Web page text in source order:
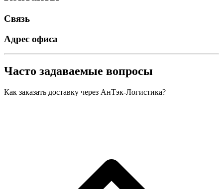
Связь
Адрес офиса
Часто задаваемые вопросы
Как заказать доставку через АнТэк-Логистика?